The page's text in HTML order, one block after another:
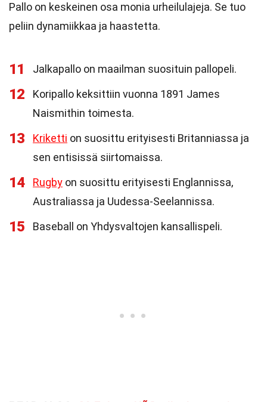
Pallo on keskeinen osa monia urheilulajeja. Se tuo
peliin dynamiikkaa ja haastetta.
11 Jalkapallo on maailman suosituin pallopeli.
12
Koripallo keksittiin vuonna 1891 James
Naismithin toimesta.
13 Kriketti on suosittu erityisesti Britanniassa ja
sen entisissä siirtomaissa.
14 Rugby on suosittu erityisesti Englannissa,
Australiassa ja Uudessa-Seelannissa.
15 Baseball on Yhdysvaltojen kansallispeli.